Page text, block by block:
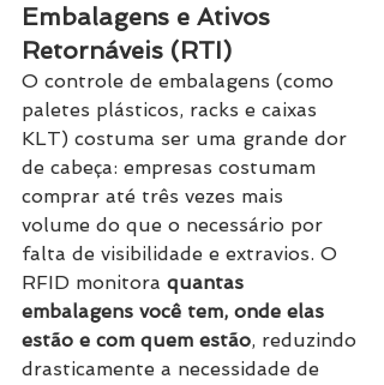
Embalagens e Ativos
Retornáveis (RTI)
O controle de embalagens (como
paletes plásticos, racks e caixas
KLT) costuma ser uma grande dor
de cabeça: empresas costumam
comprar até três vezes mais
volume do que o necessário por
falta de visibilidade e extravios. O
RFID monitora quantas
embalagens você tem, onde elas
estão e com quem estão, reduzindo
drasticamente a necessidade de